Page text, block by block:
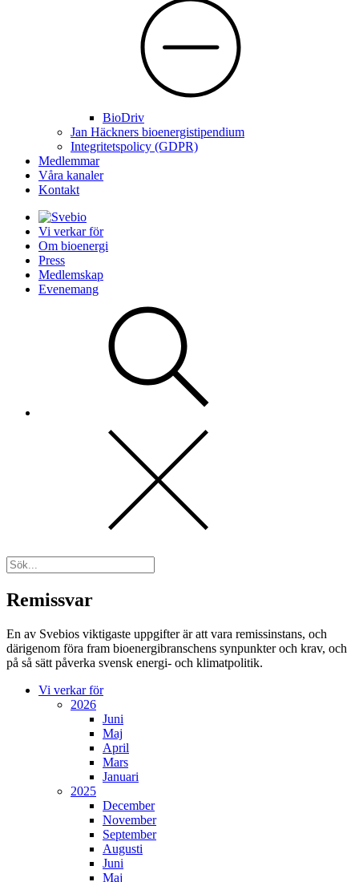
BioDriv
Jan Häckners bioenergistipendium
Integritetspolicy (GDPR)
Medlemmar
Våra kanaler
Kontakt
Vi verkar för
Om bioenergi
Press
Medlemskap
Evenemang
Remissvar
En av Svebios viktigaste uppgifter är att vara remissinstans, och
därigenom föra fram bioenergibranschens synpunkter och krav, och
på så sätt påverka svensk energi- och klimatpolitik.
Vi verkar för
2026
Juni
Maj
April
Mars
Januari
2025
December
November
September
Augusti
Juni
Maj